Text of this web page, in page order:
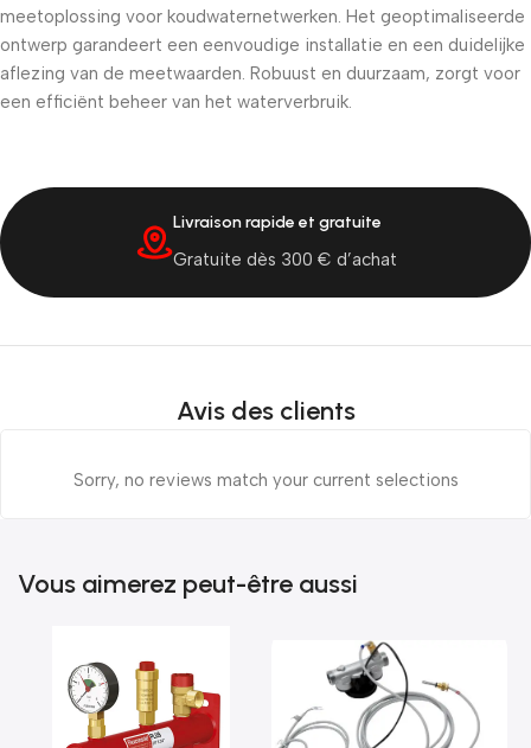
meetoplossing voor koudwaternetwerken. Het geoptimaliseerde
ontwerp garandeert een eenvoudige installatie en een duidelijke
aflezing van de meetwaarden. Robuust en duurzaam, zorgt voor
een efficiënt beheer van het waterverbruik.
Livraison rapide et gratuite
Gratuite dès 300 € d’achat
Avis des clients
Sorry, no reviews match your current selections
Vous aimerez peut-être aussi